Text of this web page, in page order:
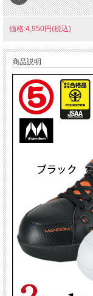
価格:4,950円(税込)
商品説明